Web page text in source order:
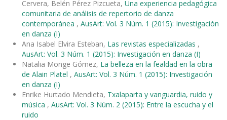
Cervera, Belén Pérez Pizcueta, Una experiencia pedagógica
comunitaria de análisis de repertorio de danza
contemporánea , AusArt: Vol. 3 Núm. 1 (2015): Investigación
en danza (I)
Ana Isabel Elvira Esteban, Las revistas especializadas ,
AusArt: Vol. 3 Núm. 1 (2015): Investigación en danza (I)
Natalia Monge Gómez, La belleza en la fealdad en la obra
de Alain Platel , AusArt: Vol. 3 Núm. 1 (2015): Investigación
en danza (I)
Enrike Hurtado Mendieta, Txalaparta y vanguardia, ruido y
música , AusArt: Vol. 3 Núm. 2 (2015): Entre la escucha y el
ruido